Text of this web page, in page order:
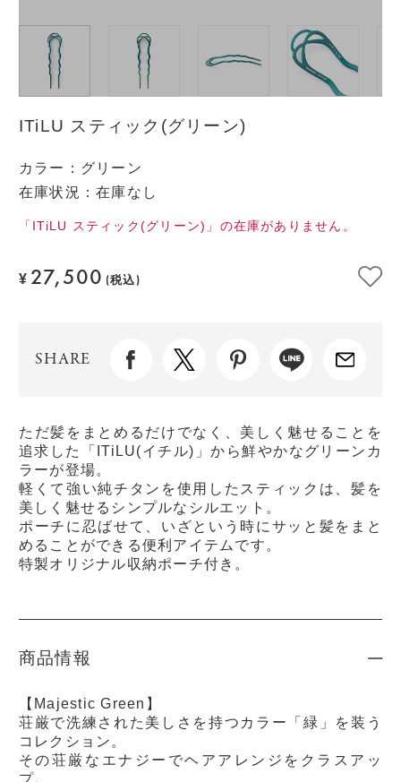
ITiLU スティック(グリーン)
カラー ： グリーン
在庫状況：在庫なし
「ITiLU スティック(グリーン)」の在庫がありません。
¥ 27,500 (税込)
SHARE
ただ髪をまとめるだけでなく、美しく魅せることを
追求した「ITiLU(イチル)」から鮮やかなグリーンカ
ラーが登場。
軽くて強い純チタンを使用したスティックは、髪を
美しく魅せるシンプルなシルエット。
ポーチに忍ばせて、いざという時にサッと髪をまと
めることができる便利アイテムです。
特製オリジナル収納ポーチ付き。
商品情報
【Majestic Green】
荘厳で洗練された美しさを持つカラー「緑」を装う
コレクション。
その荘厳なエナジーでヘアアレンジをクラスアッ
プ。